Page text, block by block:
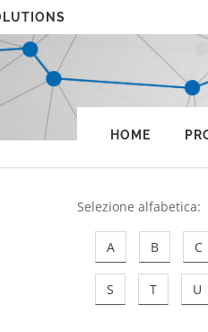
HOME
Selezione alfabetica:
A B C
S T U